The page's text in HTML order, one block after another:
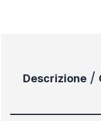
Descrizione/